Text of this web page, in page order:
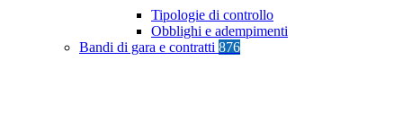
Tipologie di controllo
Obblighi e adempimenti
Bandi di gara e contratti 876